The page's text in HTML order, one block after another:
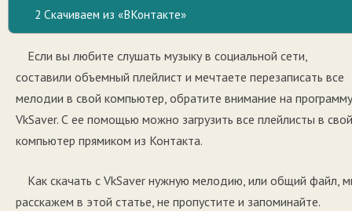
2 Скачиваем из «ВКонтакте»
Если вы любите слушать музыку в социальной сети,
составили объемный плейлист и мечтаете перезаписать все
мелодии в свой компьютер, обратите внимание на программу
VkSaver. С ее помощью можно загрузить все плейлисты в свой
компьютер прямиком из Контакта.
Как скачать с VkSaver нужную мелодию, или общий файл,
расскажем в этой статье, не пропустите и запоминайте.